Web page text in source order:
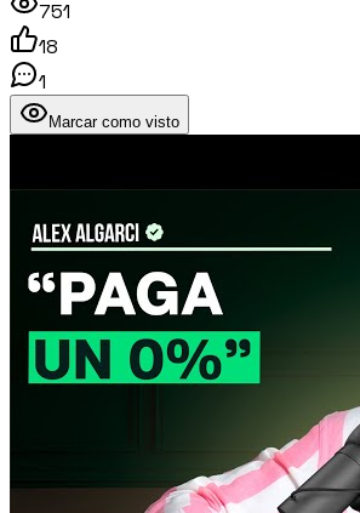
751
18
1
Marcar como visto